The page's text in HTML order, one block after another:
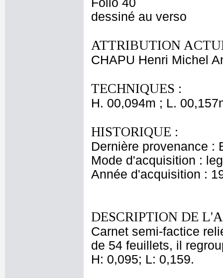
Folio 40
dessiné au verso
ATTRIBUTION
CHAPU Henri Michel
TECHNIQUES :
H. 00,094m ; L.
HISTORIQUE :
Dernière provenance :
Mode d'acquisition :
Année d'acquisition :
DESCRIPTION DE
Carnet semi-factice
de 54 feuillets, il
H: 0,095; L: 0,159.